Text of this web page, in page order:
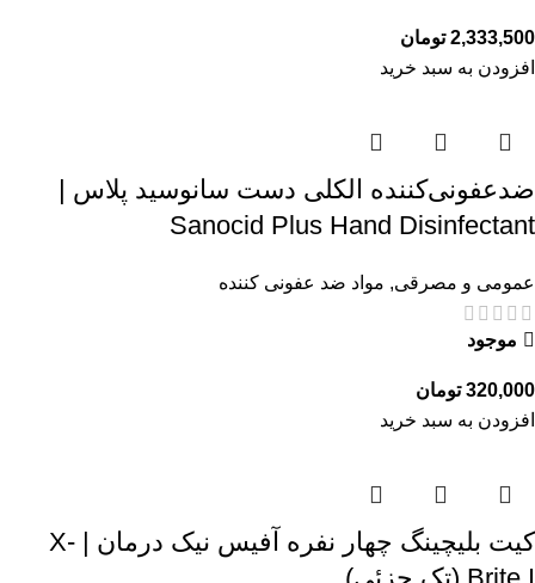
2,333,500 تومان
افزودن به سبد خرید
ضدعفونی‌کننده الکلی دست سانوسید پلاس |
Sanocid Plus Hand Disinfectant
عمومی و مصرقی, مواد ضد عفونی کننده
موجود
320,000 تومان
افزودن به سبد خرید
کیت بلیچینگ چهار نفره آفیس نیک درمان | X-